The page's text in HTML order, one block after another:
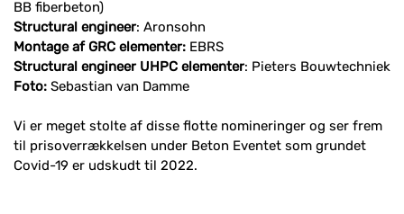
BB fiberbeton)
Structural engineer: Aronsohn
Montage af GRC elementer: EBRS
Structural engineer UHPC elementer: Pieters Bouwtechniek
Foto: Sebastian van Damme
Vi er meget stolte af disse flotte nomineringer og ser frem
til prisoverrækkelsen under Beton Eventet som grundet
Covid-19 er udskudt til 2022.